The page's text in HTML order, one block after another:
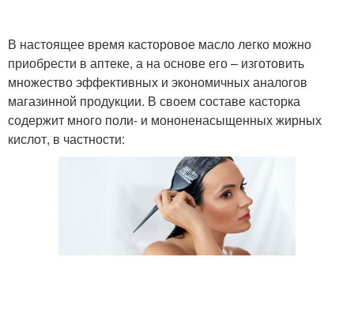
В настоящее время касторовое масло легко можно
приобрести в аптеке, а на основе его – изготовить
множество эффективных и экономичных аналогов
магазинной продукции. В своем составе касторка
содержит много поли- и мононенасыщенных жирных
кислот, в частности: